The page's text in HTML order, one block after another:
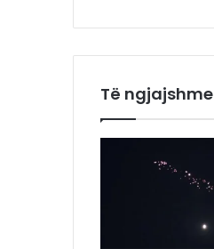
Të ngjajshme